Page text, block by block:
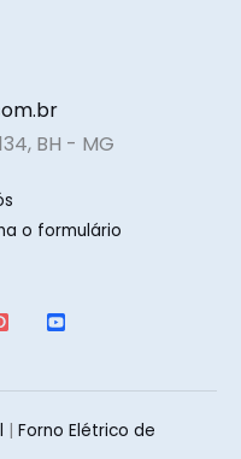
BH - MG
o formulário
l
Forno Elétrico de